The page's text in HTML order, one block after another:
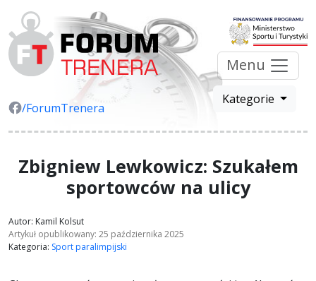
/ForumTrenera
Menu
Kategorie
Zbigniew Lewkowicz: Szukałem
sportowców na ulicy
Autor: Kamil Kolsut
Artykuł opublikowany: 25 października 2025
Kategoria: Sport paralimpijski